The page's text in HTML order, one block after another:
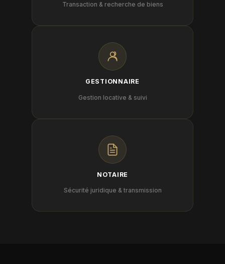
Transaction & recherche de biens
GESTIONNAIRE
Gestion locative & suivi
NOTAIRE
Sécurité juridique & transmission